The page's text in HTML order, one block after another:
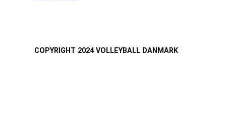
COPYRIGHT 2024 VOLLEYBALL DANMARK